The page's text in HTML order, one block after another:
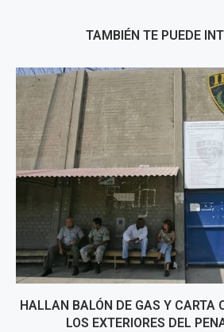
TAMBIÉN TE PUEDE
HALLAN BALÓN DE GAS Y CARTA
LOS EXTERIORES DEL